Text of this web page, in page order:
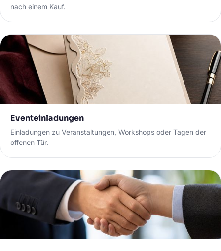
nach einem Kauf.
Eventeinladungen
Einladungen zu Veranstaltungen, Workshops oder Tagen der
offenen Tür.